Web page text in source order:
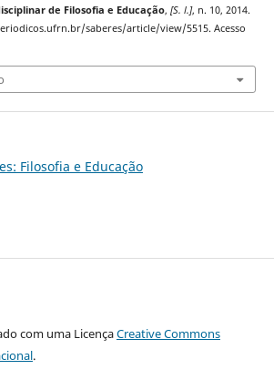
de Filosofia e Educação, [S. l.], n. 10, 2014.
saberes/article/view/5515. Acesso
Filosofia e Educação
com uma LicençaCreative Commons
.